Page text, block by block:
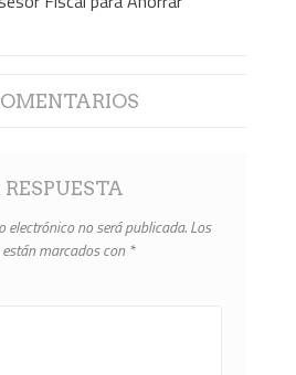
electrónico no será publicada.Los
marcados con *